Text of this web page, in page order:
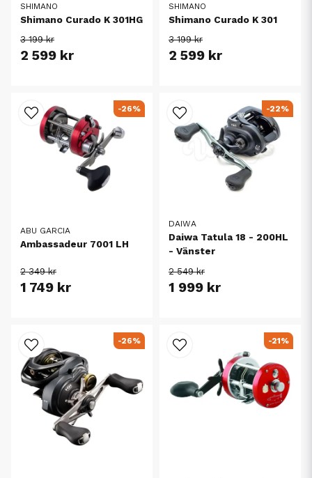
SHIMANO
Shimano Curado K 301HG
3 199 kr
2 599 kr
SHIMANO
Shimano Curado K 301
3 199 kr
2 599 kr
ABU GARCIA
Ambassadeur 7001 LH
2 349 kr
1 749 kr
-26%
DAIWA
Daiwa Tatula 18 - 200HL
- Vänster
2 549 kr
1 999 kr
-22%
-26% -21%